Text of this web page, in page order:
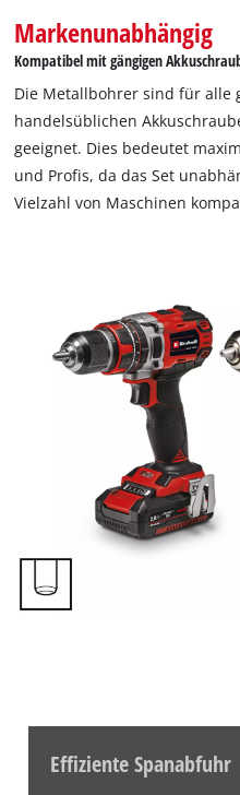
Markenunabhängig
Kompatibel mit gängigen
Die Metallbohrer sind für alle
handelsüblichen
geeignet. Dies bedeutet
und Profis, da das Set
Vielzahl von Maschinen
Effiziente Spanabfuhr